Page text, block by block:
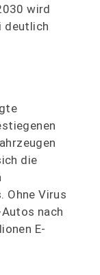
wird
deutlich
die
Ohne Virus
nach
E-